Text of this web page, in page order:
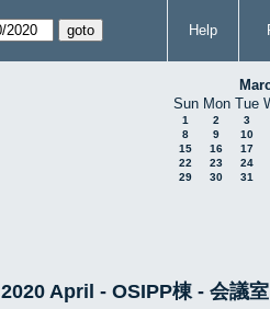
Help
Sun Mon Tue
1 2 3
8
9 10
15
16 17
22
23 24
29
30 31
2020 April - OSIPP棟 - 会議室